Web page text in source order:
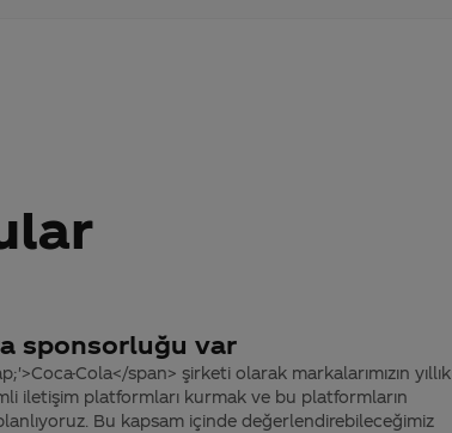
sponsorluğu var
Cola</span> şirketi olarak markalarımızın yıllık
iletişim platformları kurmak ve bu platformların
Bu kapsam içinde değerlendirebileceğimiz